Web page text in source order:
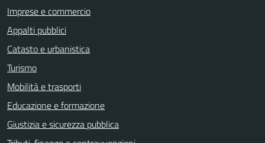
Imprese e commercio
Appalti pubblici
Catasto e urbanistica
Turismo
Mobilità e trasporti
Educazione e formazione
Giustizia e sicurezza pubblica